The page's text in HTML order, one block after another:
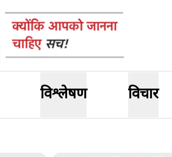
विश्लेषण विचार